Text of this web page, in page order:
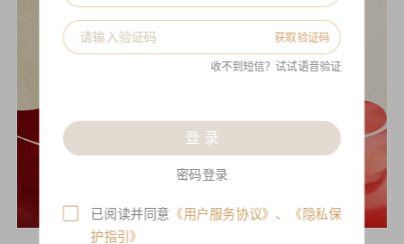
获取验证码
收不到短信？试试语音验证
登 录
密码登录
已阅读并同意 《用户服务协议》 、
《隐私保
护指引》